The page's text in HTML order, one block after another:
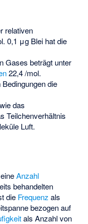
relativen
0,1 μg Blei hat die
Gases beträgt unter
22,4/mol.
die
das
Teilchenverhältnis
Luft.
Anzahl
behandelten
die Frequenz als
bezogen auf
als Anzahl von